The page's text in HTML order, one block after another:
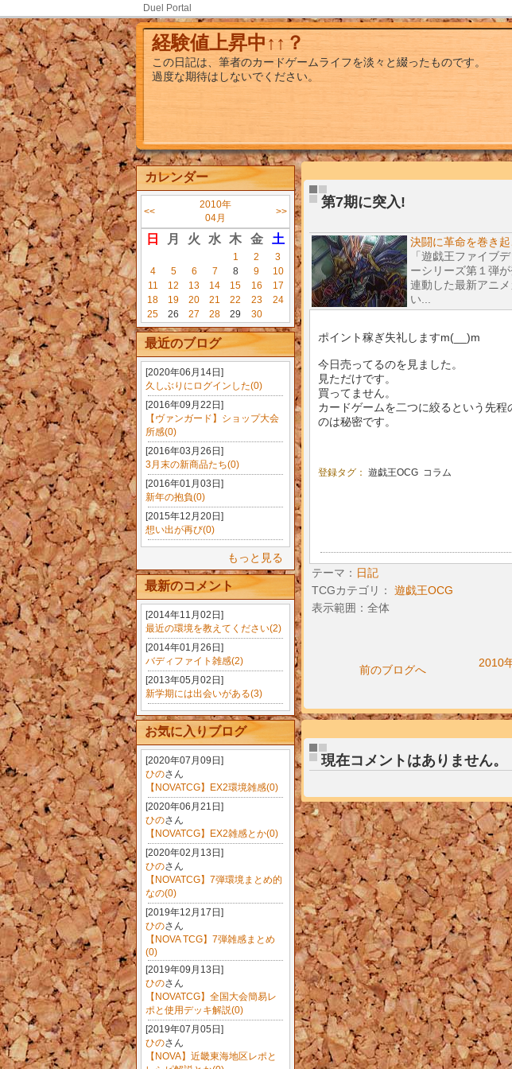
Duel Portal
経験値上昇中↑↑？
この日記は、筆者のカードゲームライフを淡々と綴ったものです。
過度な期待はしないでください。
カレンダー
<<
2010年
04月
>>
日 月 火 水 木 金 土
1 2
3
4
5 6 7 8 9
10
11
12 13 14 15 16
17
18
19 20 21 22 23
24
25
26 27 28 29 30
最近のブログ
[2020年06月14日]
久しぶりにログインした(0)
[2016年09月22日]
【ヴァンガード】ショップ大会
所感(0)
[2016年03月26日]
3月末の新商品たち(0)
[2016年01月03日]
新年の抱負(0)
[2015年12月20日]
想い出が再び(0)
もっと見る
最新のコメント
[2014年11月02日]
最近の環境を教えてください(2)
[2014年01月26日]
バディファイト雑感(2)
[2013年05月02日]
新学期には出会いがある(3)
お気に入りブログ
[2020年07月09日]
ひのさん
【NOVATCG】EX2環境雑感(0)
[2020年06月21日]
ひのさん
【NOVATCG】EX2雑感とか(0)
[2020年02月13日]
ひのさん
【NOVATCG】7弾環境まとめ的
なの(0)
[2019年12月17日]
ひのさん
【NOVA TCG】7弾雑感まとめ
(0)
[2019年09月13日]
ひのさん
【NOVATCG】全国大会簡易レ
ポと使用デッキ解説(0)
[2019年07月05日]
ひのさん
【NOVA】近畿東海地区レポと
第7期に突入!
決闘に革命を巻き
「遊戯王ファイブ
ーシリーズ第１弾
連動した最新アニ
い...
ポイント稼ぎ失礼しますm(__)m
今日売ってるのを見ました。
見ただけです。
買ってません。
カードゲームを二つに絞るという先
のは秘密です。
登録タグ： 遊戯王OCG コラム
テーマ： 日記
TCGカテゴリ： 遊戯王OCG
表示範囲：全体
前のブログへ
2010
現在コメントはありません。